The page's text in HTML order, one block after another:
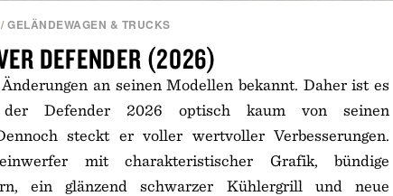
/GELÄNDEWAGEN & TRUCKS
DEFENDER (2026)
an seinen Modellen bekannt. Daher ist es
Defender 2026 optisch kaum von seinen
steckt er voller wertvoller Verbesserungen.
mit charakteristischer Grafik, bündige
ein glänzend schwarzer Kühlergrill und neue